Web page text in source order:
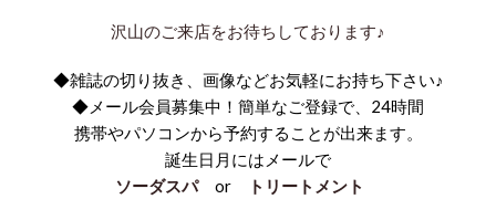
沢山のご来店をお待ちしております♪
◆雑誌の切り抜き、画像などお気軽にお持ち下さい♪
◆メール会員募集中！簡単なご登録で、24時間
携帯やパソコンから予約することが出来ます。
誕生日月にはメールで
ソーダスパor
トリートメント